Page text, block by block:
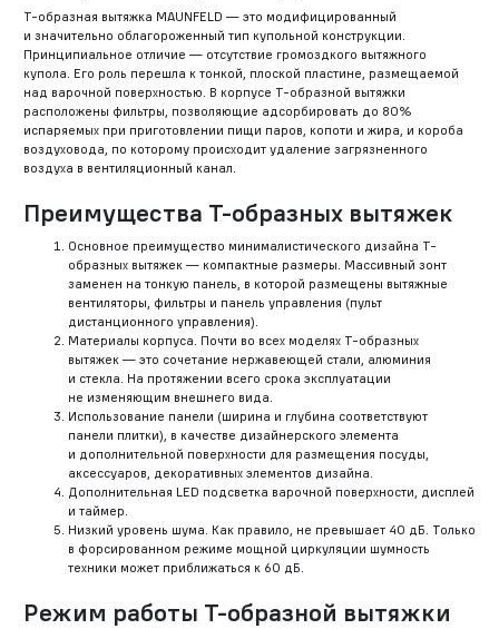
Т-образная вытяжка MAUNFELD — это модифицированный
и значительно облагороженный тип купольной конструкции.
Принципиальное отличие — отсутствие громоздкого вытяжного
купола. Его роль перешла к тонкой, плоской пластине, размещаемой
над варочной поверхностью. В корпусе Т-образной вытяжки
расположены фильтры, позволяющие адсорбировать до 80%
испаряемых при приготовлении пищи паров, копоти и жира, и короба
воздуховода, по которому происходит удаление загрязненного
воздуха в вентиляционный канал.
Преимущества Т-образных вытяжек
Основное преимущество минималистического дизайна Т-
образных вытяжек — компактные размеры. Массивный зонт
заменен на тонкую панель, в которой размещены вытяжные
вентиляторы, фильтры и панель управления (пульт
дистанционного управления).
Материалы корпуса. Почти во всех моделях Т-образных
вытяжек — это сочетание нержавеющей стали, алюминия
и стекла. На протяжении всего срока эксплуатации
не изменяющим внешнего вида.
Использование панели (ширина и глубина соответствуют
панели плитки), в качестве дизайнерского элемента
и дополнительной поверхности для размещения посуды,
аксессуаров, декоративных элементов дизайна.
Дополнительная LED подсветка варочной поверхности, дисплей
и таймер.
Низкий уровень шума. Как правило, не превышает 40 дБ. Только
в форсированном режиме мощной циркуляции шумность
техники может приближаться к 60 дБ.
Режим работы Т-образной вытяжки